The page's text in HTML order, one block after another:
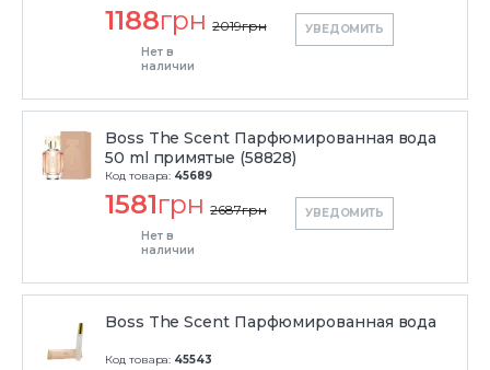
1188грн 2019грн
Нет в
наличии
УВЕДОМИТЬ
Boss The Scent Парфюмированная вода
50 ml примятые (58828)
Код товара: 45689
1581грн 2687грн
Нет в
наличии
УВЕДОМИТЬ
Boss The Scent Парфюмированная вода
Код товара: 45543